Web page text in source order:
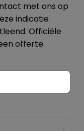
met ons op
indicatie
Officiële
offerte.